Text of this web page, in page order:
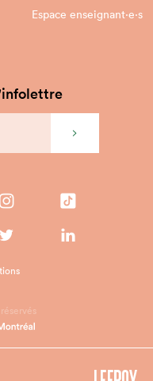
Espace enseignant·e⋅s